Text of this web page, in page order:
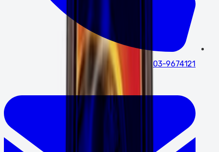
03-9674121